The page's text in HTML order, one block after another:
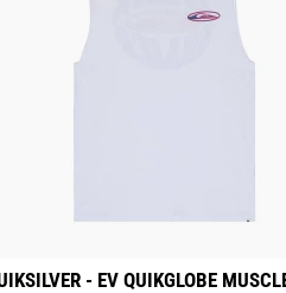
- EV QUIKGLOBE